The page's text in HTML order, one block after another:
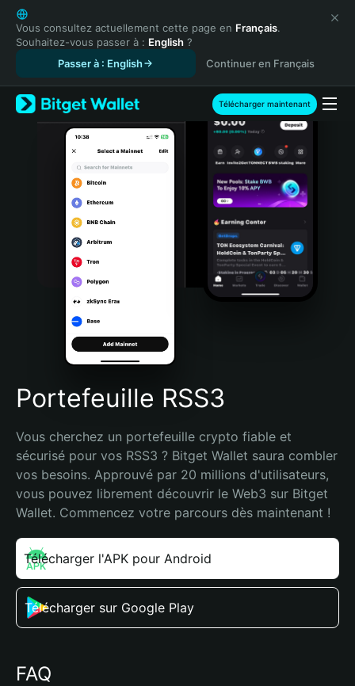
English
日本語
Tiếng Việt
Español (Latinoamérica)
Türkçe
Italiano
Português (Portugal)
Bahasa Indonesia
Português (Brasil)
Español (Argentina)
Vous consultez actuellement cette page en Français.
Souhaitez-vous passer à : English ?
Passer à : English
Continuer en Français
Télécharger maintenant
Portefeuille RSS3
Vous cherchez un portefeuille crypto fiable et
sécurisé pour vos RSS3 ? Bitget Wallet saura combler
vos besoins. Approuvé par 20 millions d'utilisateurs,
vous pouvez librement découvrir le Web3 sur Bitget
Wallet. Commencez votre parcours dès maintenant !
Télécharger l'APK pour Android
Télécharger sur Google Play
FAQ